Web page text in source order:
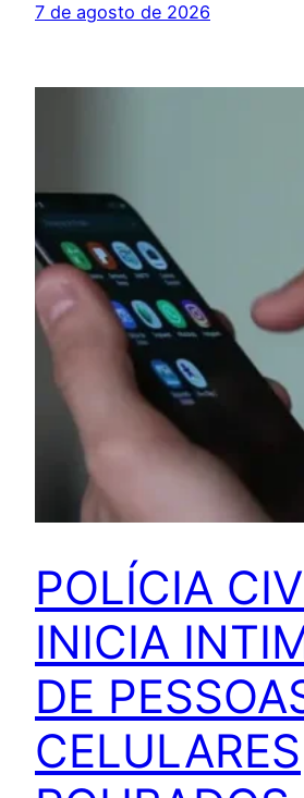
7 de agosto de 2026
POLÍCIA
INICIA
DE
CELULARES